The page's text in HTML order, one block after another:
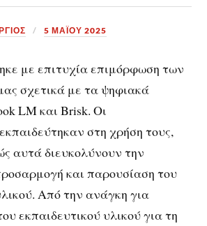
5 ΜΑΪ́ΟΥ 2025
με επιτυχία επιμόρφωση των
σχετικά με τα ψηφιακά
LM και Brisk. Οι
στη χρήση τους,
αυτά διευκολύνουν την
και παρουσίαση του
Από την ανάγκη για
εκπαιδευτικού υλικού για τη